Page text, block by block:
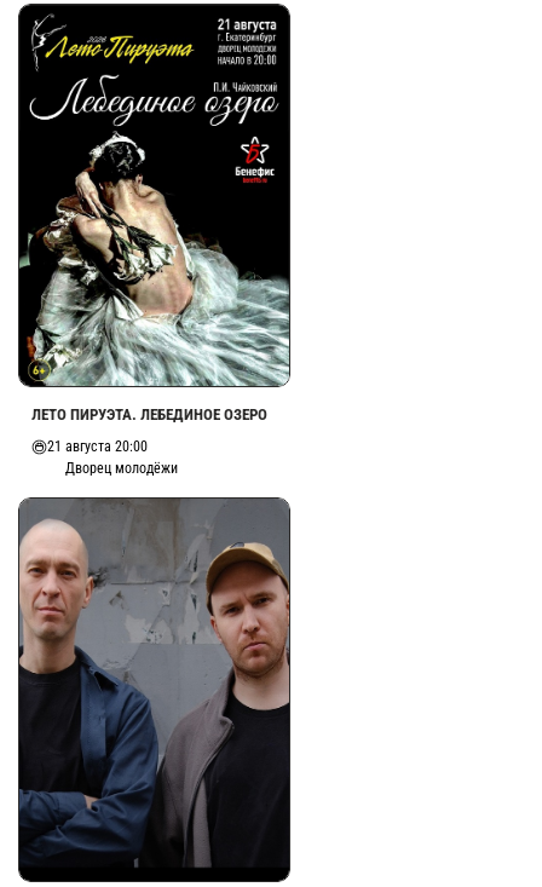
ЛЕТО ПИРУЭТА. ЛЕБЕДИНОЕ ОЗЕРО
21 августа 20:00
Дворец молодёжи